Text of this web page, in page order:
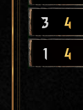
3 4
1 4